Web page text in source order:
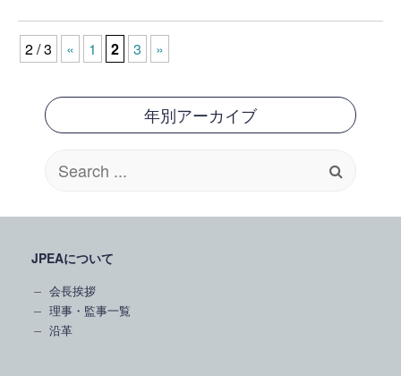
2 / 3 « 1 2 3 »
年別アーカイブ
for:
JPEAについて
会長挨拶
理事・監事一覧
沿革